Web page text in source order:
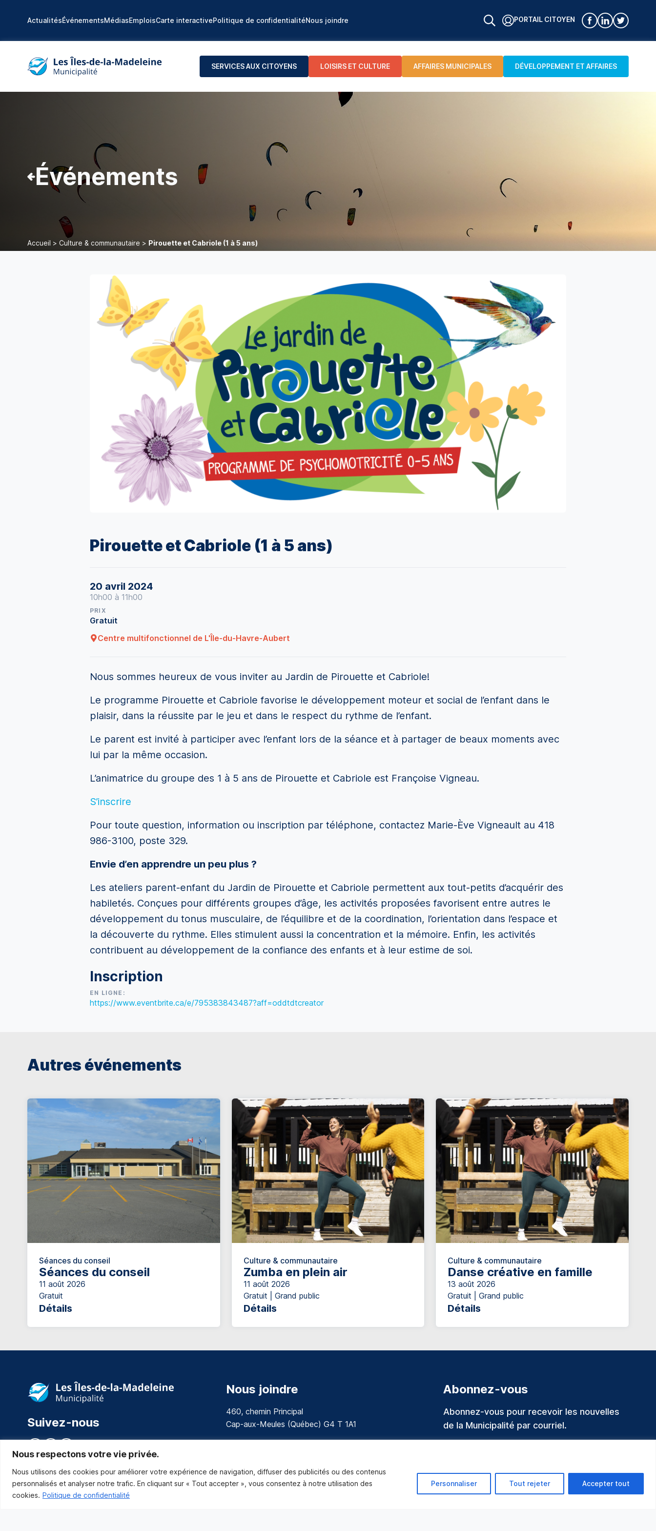
Nous respectons votre vie privée.
Nous utilisons des cookies pour améliorer votre expérience de navigation, diffuser des publicités ou des contenus
personnalisés et analyser notre trafic. En cliquant sur « Tout accepter », vous consentez à notre utilisation des
cookies. Politique de confidentialité
Personnaliser Tout rejeter Accepter tout
ActualitésÉvénementsMédiasEmploisCarte interactivePolitique de confidentialitéNous joindre PORTAIL CITOYEN
SERVICES AUX CITOYENS LOISIRS ET CULTURE AFFAIRES MUNICIPALES DÉVELOPPEMENT ET AFFAIRES
Événements
Accueil > Culture & communautaire > Pirouette et Cabriole (1 à 5 ans)
Pirouette et Cabriole (1 à 5 ans)
20 avril 2024
10h00 à 11h00
PRIX
Gratuit
Centre multifonctionnel de L'Île-du-Havre-Aubert
Nous sommes heureux de vous inviter au Jardin de Pirouette et Cabriole!
Le programme Pirouette et Cabriole favorise le développement moteur et social de l’enfant dans le
plaisir, dans la réussite par le jeu et dans le respect du rythme de l’enfant.
Le parent est invité à participer avec l’enfant lors de la séance et à partager de beaux moments avec
lui par la même occasion.
L’animatrice du groupe des 1 à 5 ans de Pirouette et Cabriole est Françoise Vigneau.
S’inscrire
Pour toute question, information ou inscription par téléphone, contactez Marie-Ève Vigneault au 418
986-3100, poste 329.
Envie d’en apprendre un peu plus ?
Les ateliers parent-enfant du Jardin de Pirouette et Cabriole permettent aux tout-petits d’acquérir des
habiletés. Conçues pour différents groupes d’âge, les activités proposées favorisent entre autres le
développement du tonus musculaire, de l’équilibre et de la coordination, l’orientation dans l’espace et
la découverte du rythme. Elles stimulent aussi la concentration et la mémoire. Enfin, les activités
contribuent au développement de la confiance des enfants et à leur estime de soi.
Inscription
EN LIGNE:
https://www.eventbrite.ca/e/795383843487?aff=oddtdtcreator
Autres événements
Séances du conseil
Séances du conseil
11 août 2026
Gratuit
Détails
Culture & communautaire
Zumba en plein air
11 août 2026
Gratuit | Grand public
Détails
Culture & communautaire
Danse créative en famille
13 août 2026
Gratuit | Grand public
Détails
Suivez-nous
Nous joindre
460, chemin Principal
Cap-aux-Meules (Québec) G4 T 1A1
Composez le 1 en tout temps pour toutes urgences.
Abonnez-vous
Abonnez-vous pour recevoir les nouvelles
de la Municipalité par courriel.